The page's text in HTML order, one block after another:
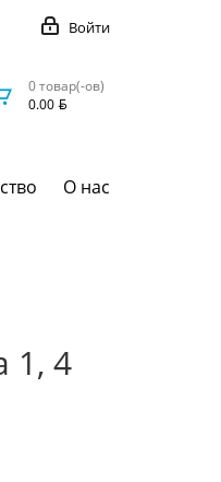
Войти
0 товар(-ов)
0.00
О нас
1, 4